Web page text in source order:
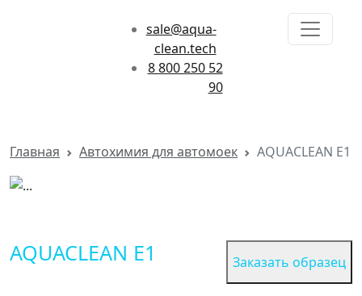
sale@aqua-
clean.tech
8 800 250 52
90
Главная Автохимия для автомоек AQUACLEAN E1
AQUACLEAN E1 Заказать образец